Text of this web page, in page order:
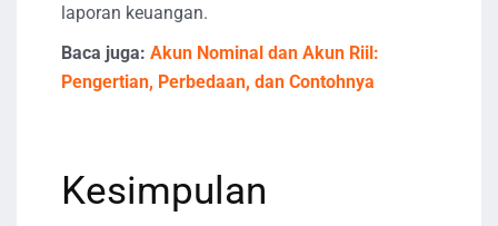
laporan keuangan.
Baca juga: Akun Nominal dan Akun Riil:
Pengertian, Perbedaan, dan Contohnya
Kesimpulan